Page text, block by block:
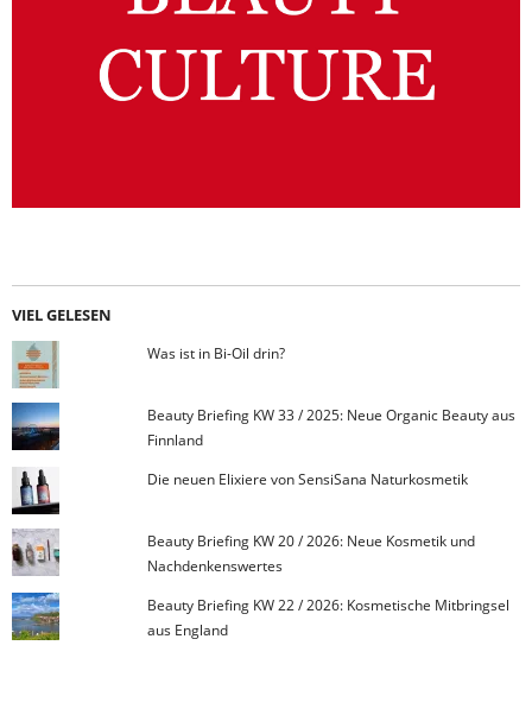
VIEL GELESEN
Was ist in Bi-Oil drin?
Beauty Briefing KW 33 / 2025: Neue Organic Beauty aus
Finnland
Die neuen Elixiere von SensiSana Naturkosmetik
Beauty Briefing KW 20 / 2026: Neue Kosmetik und
Nachdenkenswertes
Beauty Briefing KW 22 / 2026: Kosmetische Mitbringsel
aus England